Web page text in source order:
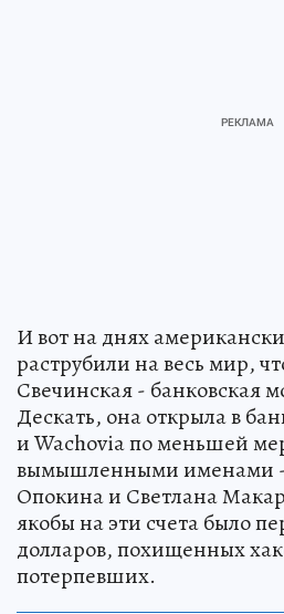
И вот на днях
раструбили на весь мир,
Свечинская - банковская
Дескать, она открыла в
и Wachovia по меньшей
вымышленными именами -
Опокина и Светлана
якобы на эти счета было
долларов, похищенных
потерпевших.